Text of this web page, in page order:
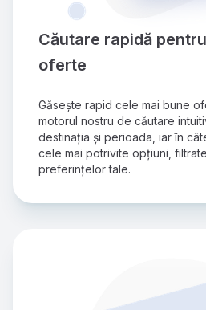
Căutare rapidă
oferte
Găsește rapid cele mai bune
motorul nostru de căutare
destinația și perioada, iar în
cele mai potrivite opțiuni,
preferințelor tale.